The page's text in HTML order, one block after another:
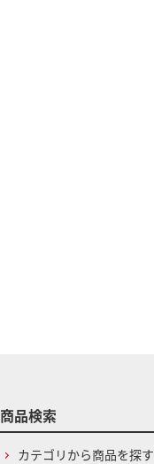
商品検索
カテゴリから商品を探す